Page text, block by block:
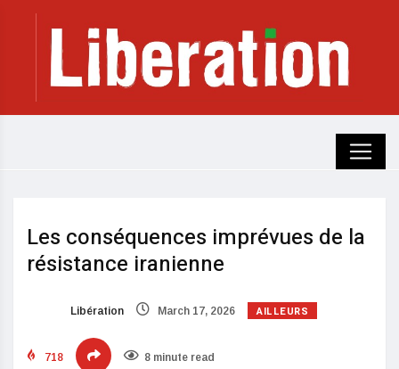
Les conséquences imprévues de la
résistance iranienne
Libération March 17, 2026 AILLEURS
718 8 minute read